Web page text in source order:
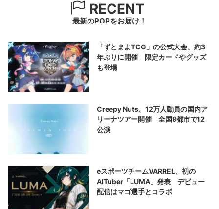
RECENT
最新のPOPをお届け！
「ずとまよTCG」の公式大会、約3
年ぶりに開催 限定カードやグッズ
も登場
Creepy Nuts、12万人動員の国内ア
リーナツアー開催 全国8都市で12
公演
eスポーツチームVARREL、初の
AITuber「LUMA」発表 デビュー
配信はマゴ選手とコラボ